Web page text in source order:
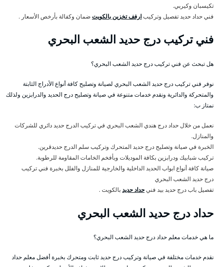
تكيسبان وكيربي.
فني حداد حديد تفصيل وتركيبارفف تخزين بالكويتضمان وكفالة بأرخص الأسعار .
فني تركيب درج حديد الشعب البحري
هل تبحث عن فني تركيب درج حديد الشعب البحري؟
نوفر فني تركيب درج حديد الشعب البحري لصيانة وتصليح كافة أنواع الأدراج الثابتة
والمتحركة والدائرية ونقدم خدمات متنوعة في صيانة وتصليح درج الحديد والدرابزين ولذلك
نمتاز ب:
نعمل من خلال حداد درج هندي الشعب البحري في تركيب الدرج حديد دائري للشركات
والمنازل.
الخبرة في صيانة وتصليح درج حديد المتحرك وتركيب سلم الدرج حديدقرين.
تركيب شبابيك ودرابزين بكافة الموديلات وبأفخم الخامات المقاومة للرطوبة.
صيانة كافة أنواع ابواب الحديد الداخلية والخارجية للمنازل والفلل بخبرة فني تركيب
درج حديد الشعب البحري
تفصيل باب درج حديد بيد فنيحداد حديدبالكويت .
حداد درج حديد الشعب البحري
ما هي خدمات معلم حداد درج حديد الشعب البحري؟
نقدم خدمات مختلفة في صيانة وتركيب درج حديد ثابت ومتحرك بخبرة أفضل معلم حداد